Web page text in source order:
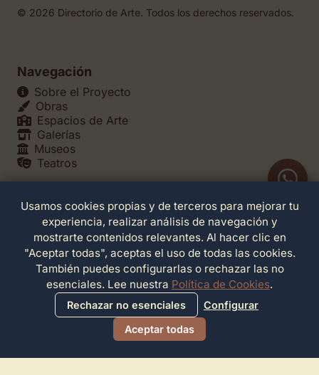
© 2026 Directorio de Arte. Todos los derechos reservados.
Navegación
Sobre el Proyecto
Obras
Espacios de Arte
Galerías
Museos
Teatros
Legales
Política de Privacidad
Política de Cookies
Configuración de Cookies
Términos de Servicio
Contacto
Usamos cookies propias y de terceros para mejorar tu
experiencia, realizar análisis de navegación y
mostrarte contenidos relevantes. Al hacer clic en
"Aceptar todas", aceptas el uso de todas las cookies.
También puedes configurarlas o rechazar las no
esenciales. Lee nuestra Política de Cookies.
Rechazar no esenciales
Configurar
Aceptar todas